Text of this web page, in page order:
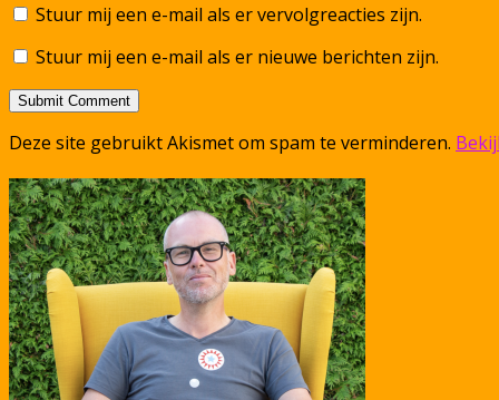
Stuur mij een e-mail als er vervolgreacties zijn.
Stuur mij een e-mail als er nieuwe berichten zijn.
Deze site gebruikt Akismet om spam te verminderen.